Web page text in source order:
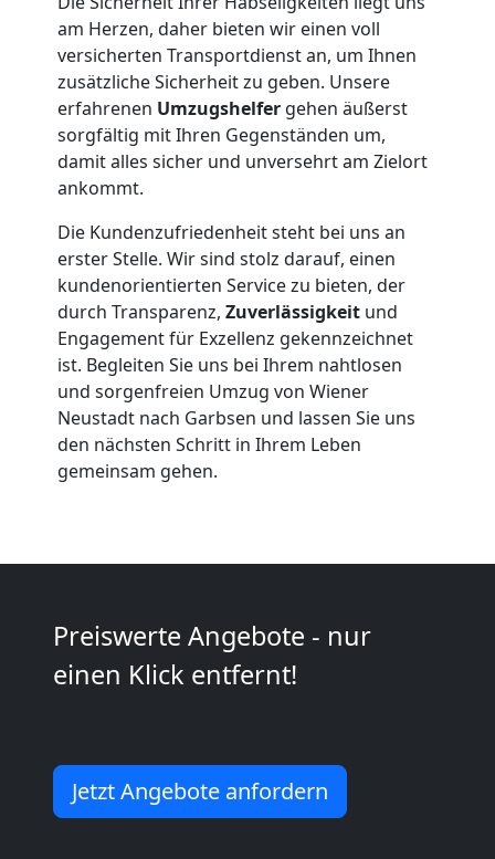
am Herzen, daher bieten wir einen voll
versicherten Transportdienst an, um Ihnen
zusätzliche Sicherheit zu geben. Unsere
erfahrenen Umzugshelfer gehen äußerst
sorgfältig mit Ihren Gegenständen um,
damit alles sicher und unversehrt am Zielort
ankommt.
Die Kundenzufriedenheit steht bei uns an
erster Stelle. Wir sind stolz darauf, einen
kundenorientierten Service zu bieten, der
durch Transparenz, Zuverlässigkeit und
Engagement für Exzellenz gekennzeichnet
ist. Begleiten Sie uns bei Ihrem nahtlosen
und sorgenfreien Umzug von Wiener
Neustadt nach Garbsen und lassen Sie uns
den nächsten Schritt in Ihrem Leben
gemeinsam gehen.
Preiswerte Angebote - nur
einen Klick entfernt!
Jetzt Angebote anfordern
Möbelmontage
Wiener
Neustadt
Möbeltransport
Wiener
Neustadt
Beiladung
Neustadt
Mini
Wiener
Neustadt